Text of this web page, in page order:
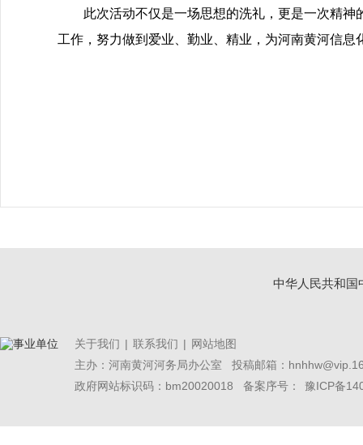
此次活动不仅是一场思想的洗礼，更是一次精
工作，努力做到爱业、勤业、精业，为河南黄河信
中华人民共和国
关于我们 | 联系我们 | 网站地图
主办：河南黄河河务局办公室 投稿邮箱：
政府网站标识码：bm20020018 备案序号：
豫ICP备